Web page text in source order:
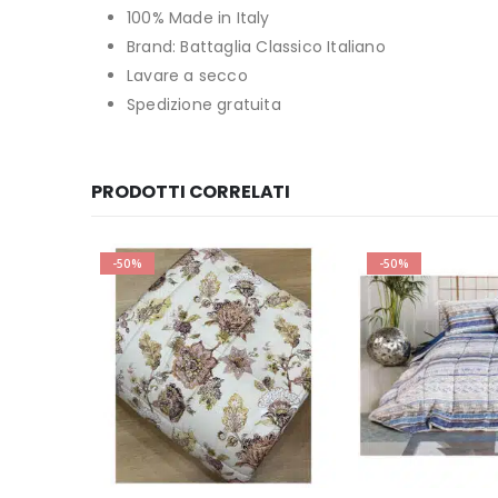
100% Made in Italy
Brand: Battaglia Classico Italiano
Lavare a secco
Spedizione gratuita
PRODOTTI CORRELATI
-50% -50%